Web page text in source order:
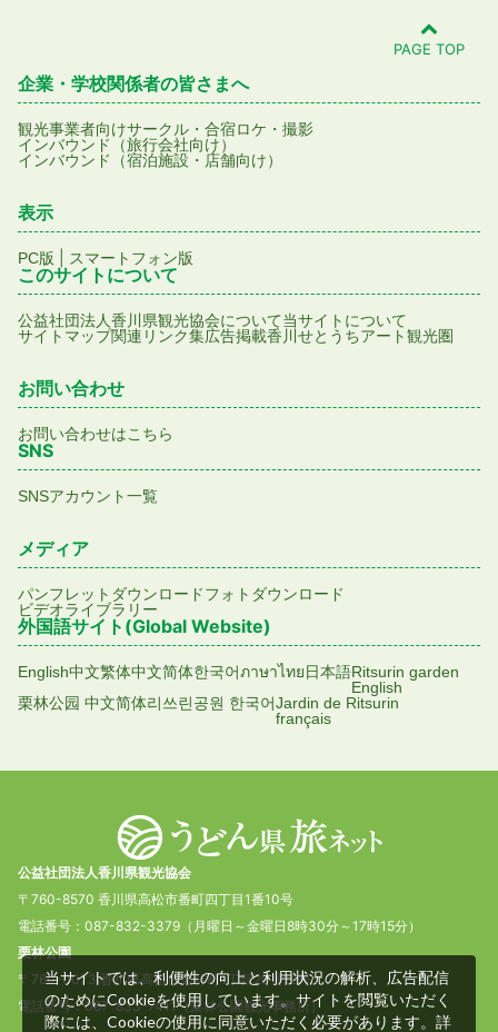
PAGE TOP
企業・学校関係者の皆さまへ
観光事業者向けサークル・合宿ロケ・撮影
インバウンド（旅行会社向け）
インバウンド（宿泊施設・店舗向け）
表示
PC版 スマートフォン版
このサイトについて
公益社団法人香川県観光協会について当サイトについて
サイトマップ関連リンク集広告掲載香川せとうちアート観光圏
お問い合わせ
お問い合わせはこちら
SNS
SNSアカウント一覧
メディア
パンフレットダウンロードフォトダウンロード
ビデオライブラリー
外国語サイト(Global Website)
English中文繁体中文简体한국어ภาษาไทย日本語Ritsurin garden
English
栗林公园 中文简体리쓰린공원 한국어Jardin de Ritsurin
français
公益社団法人香川県観光協会
〒760-8570 香川県高松市番町四丁目1番10号
電話番号：087-832-3379（月曜日～金曜日8時30分～17時15分）
栗林公園
〒760-0073 香川県高松市栗林町1丁目20番16号
電話番号：087-833-7411（栗林公園観光事務所）
当サイトでは、利便性の向上と利用状況の解析、広告配信
のためにCookieを使用しています。サイトを閲覧いただく
際には、Cookieの使用に同意いただく必要があります。詳